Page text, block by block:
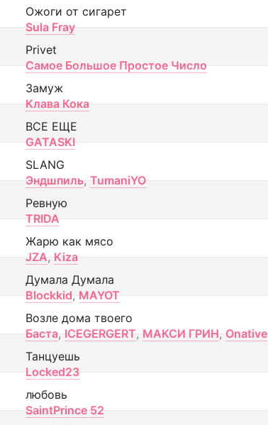
Ожоги от сигарет
Sula Fray
Privet
Самое Большое Простое Число
Замуж
Клава Кока
ВСЕ ЕЩЕ
GATASKI
SLANG
Эндшпиль, TumaniYO
Ревную
TRIDA
Жарю как мясо
JZA, Kiza
Думала Думала
Blockkid, MAYOT
Возле дома твоего
Баста, ICEGERGERT, МАКСИ ГРИН, Onative
Танцуешь
Locked23
любовь
SaintPrince 52